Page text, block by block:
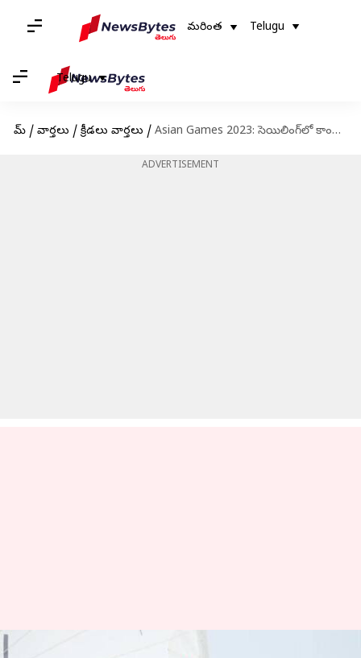
మరింత Telugu
Telugu
హోమ్ / వార్తలు / క్రీడలు వార్తలు / Asian Games 2023: సెయిలింగ్‌లో కాంస్యం గెలిచిన విష్షు శరవణస్
ADVERTISEMENT